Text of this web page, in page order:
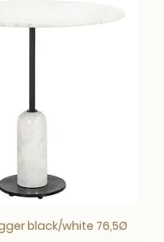
black/white 76,5Ø